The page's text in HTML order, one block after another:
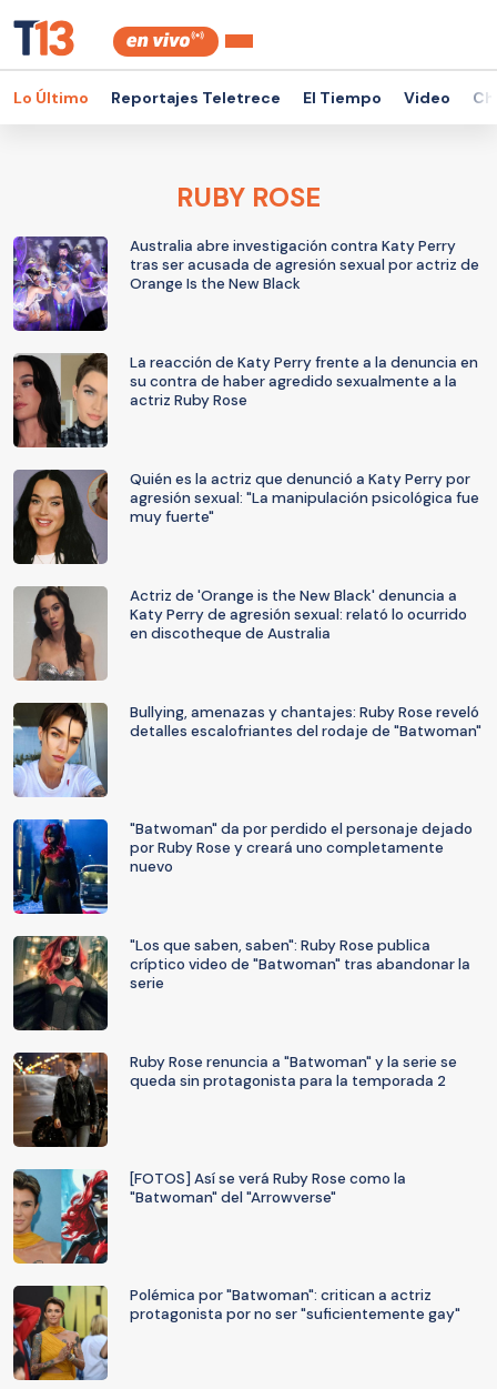
Lo Último Reportajes Teletrece El Tiempo Video
RUBY ROSE
Australia abre investigación contra Katy Perry
tras ser acusada de agresión sexual por actriz de
Orange Is the New Black
La reacción de Katy Perry frente a la denuncia en
su contra de haber agredido sexualmente a la
actriz Ruby Rose
Quién es la actriz que denunció a Katy Perry por
agresión sexual: "La manipulación psicológica fue
muy fuerte"
Actriz de 'Orange is the New Black' denuncia a
Katy Perry de agresión sexual: relató lo ocurrido
en discotheque de Australia
Bullying, amenazas y chantajes: Ruby Rose reveló
detalles escalofriantes del rodaje de "Batwoman"
"Batwoman" da por perdido el personaje dejado
por Ruby Rose y creará uno completamente
nuevo
"Los que saben, saben": Ruby Rose publica
críptico video de "Batwoman" tras abandonar la
serie
Ruby Rose renuncia a "Batwoman" y la serie se
queda sin protagonista para la temporada 2
[FOTOS] Así se verá Ruby Rose como la
"Batwoman" del "Arrowverse"
Polémica por "Batwoman": critican a actriz
protagonista por no ser "suficientemente gay"